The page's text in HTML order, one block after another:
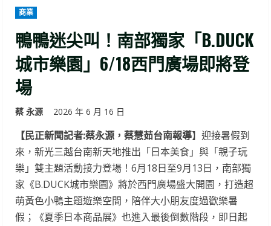
商業
鴨鴨迷尖叫！南部獨家「B.DUCK
城市樂園」6/18西門廣場即將登
場
蔡 永源 2026 年 6 月 16 日
【民正新聞記者:蔡永源，蔡慧茹台南報導】迎接暑假到
來，新光三越台南新天地推出「日本美食」與「親子玩
樂」雙主題活動接力登場！6月18日至9月13日，南部獨
家《B.DUCK城市樂園》將於西門廣場盛大開園，打造超
萌黃色小鴨主題遊樂空間，陪伴大小朋友度過歡樂暑
假；《夏季日本商品展》也進入最後倒數階段，即日起